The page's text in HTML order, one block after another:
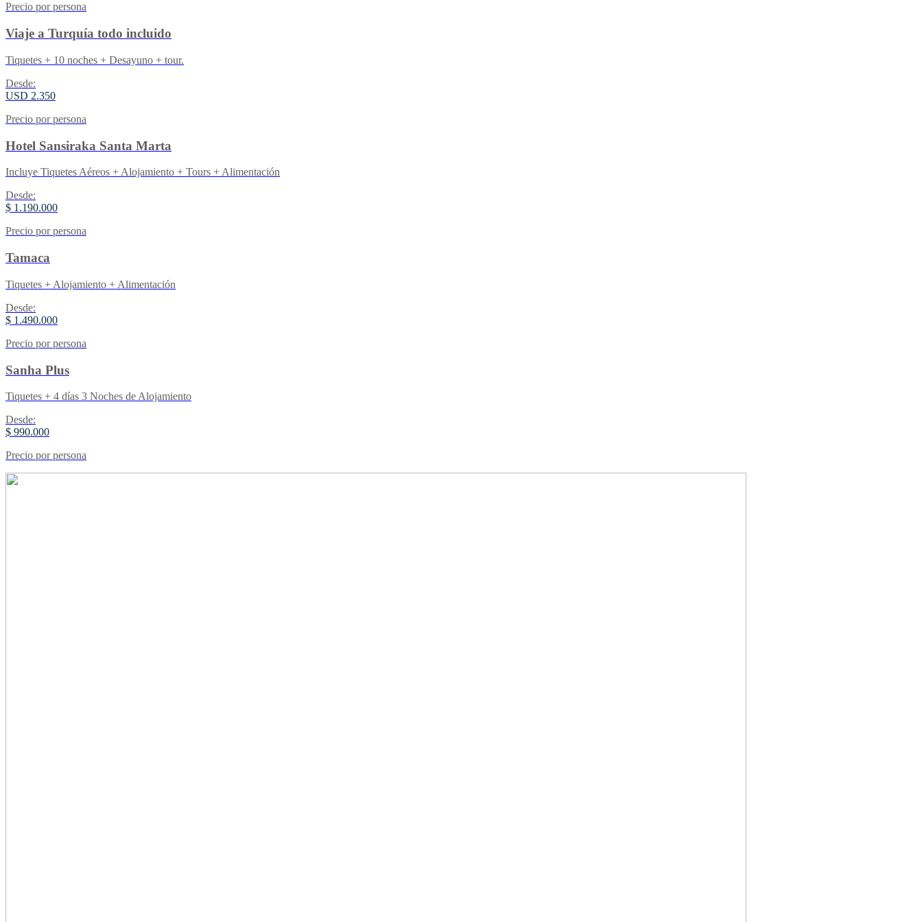
Precio por persona
Viaje a Turquía todo incluido
Tiquetes + 10 noches + Desayuno + tour.
Desde:
USD 2.350
Precio por persona
Hotel Sansiraka Santa Marta
Incluye Tiquetes Aéreos + Alojamiento + Tours + Alimentación
Desde:
$ 1.190.000
Precio por persona
Tamaca
Tiquetes + Alojamiento + Alimentación
Desde:
$ 1.490.000
Precio por persona
Sanha Plus
Tiquetes + 4 días 3 Noches de Alojamiento
Desde:
$ 990.000
Precio por persona